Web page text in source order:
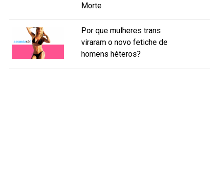
Morte
Por que mulheres trans
viraram o novo fetiche de
homens héteros?